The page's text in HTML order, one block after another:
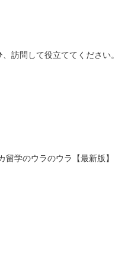
訪問して役立ててください。
学のウラのウラ【最新版】